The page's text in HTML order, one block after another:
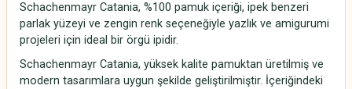
Schachenmayr Catania, %100 pamuk içeriği, ipek benzeri
parlak yüzeyi ve zengin renk seçeneğiyle yazlık ve amigurumi
projeleri için ideal bir örgü ipidir.
Schachenmayr Catania, yüksek kalite pamuktan üretilmiş ve
modern tasarımlara uygun şekilde geliştirilmiştir. İçeriğindeki